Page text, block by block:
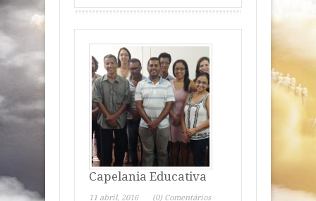
Capelania Educativa
11 abril, 2016 (0) Comentários